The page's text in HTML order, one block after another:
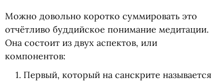
Можно довольно коротко суммировать это
отчётливо буддийское понимание медитации.
Она состоит из двух аспектов, или
компонентов:
1. Первый, который на санскрите называется